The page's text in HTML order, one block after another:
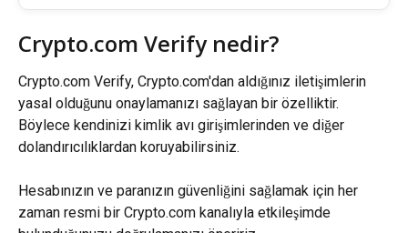
Crypto.com Verify nedir?
Crypto.com Verify, Crypto.com'dan aldığınız iletişimlerin
yasal olduğunu onaylamanızı sağlayan bir özelliktir.
Böylece kendinizi kimlik avı girişimlerinden ve diğer
dolandırıcılıklardan koruyabilirsiniz.
Hesabınızın ve paranızın güvenliğini sağlamak için her
zaman resmi bir Crypto.com kanalıyla etkileşimde